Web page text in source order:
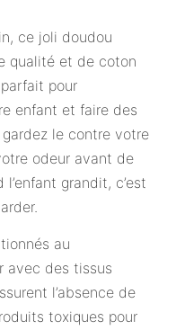
ce joli doudou
qualité et de coton
pour
enfant et faire des
le contre votre
odeur avant de
grandit, c’est
au
avec des tissus
l’absence de
toxiques pour